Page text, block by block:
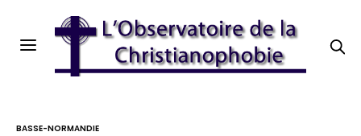
BASSE-NORMANDIE